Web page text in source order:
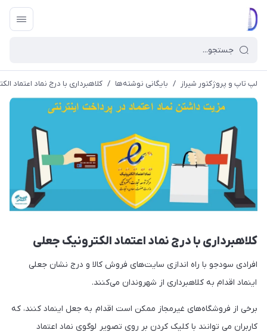
لپ تاپ و پروژکتور شیراز / بایگانی نوشته‌ها / کلاهبرداری با درج نماد اعتماد
کلاهبرداری با درج نماد اعتماد الکترونیک جعلی
افرادی سودجو با راه اندازی سایت‌های فروش کالا و درج نشان جعلی
اینماد اقدام به کلاهبرداری از شهروندان می‌کنند.
برخی از فروشگاه‌های غیرمجاز ممکن است اقدام به جعل اینماد کنند، که
کاربران می توانند با کلیک کردن بر روی تصویر لوگوی نماد اعتماد